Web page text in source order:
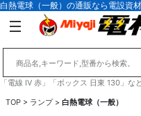
白熱電球（一般）の通販なら電設資
「電線 IV 赤」「ボックス 日東 130」な
TOP > ランプ> 白熱電球（一般）